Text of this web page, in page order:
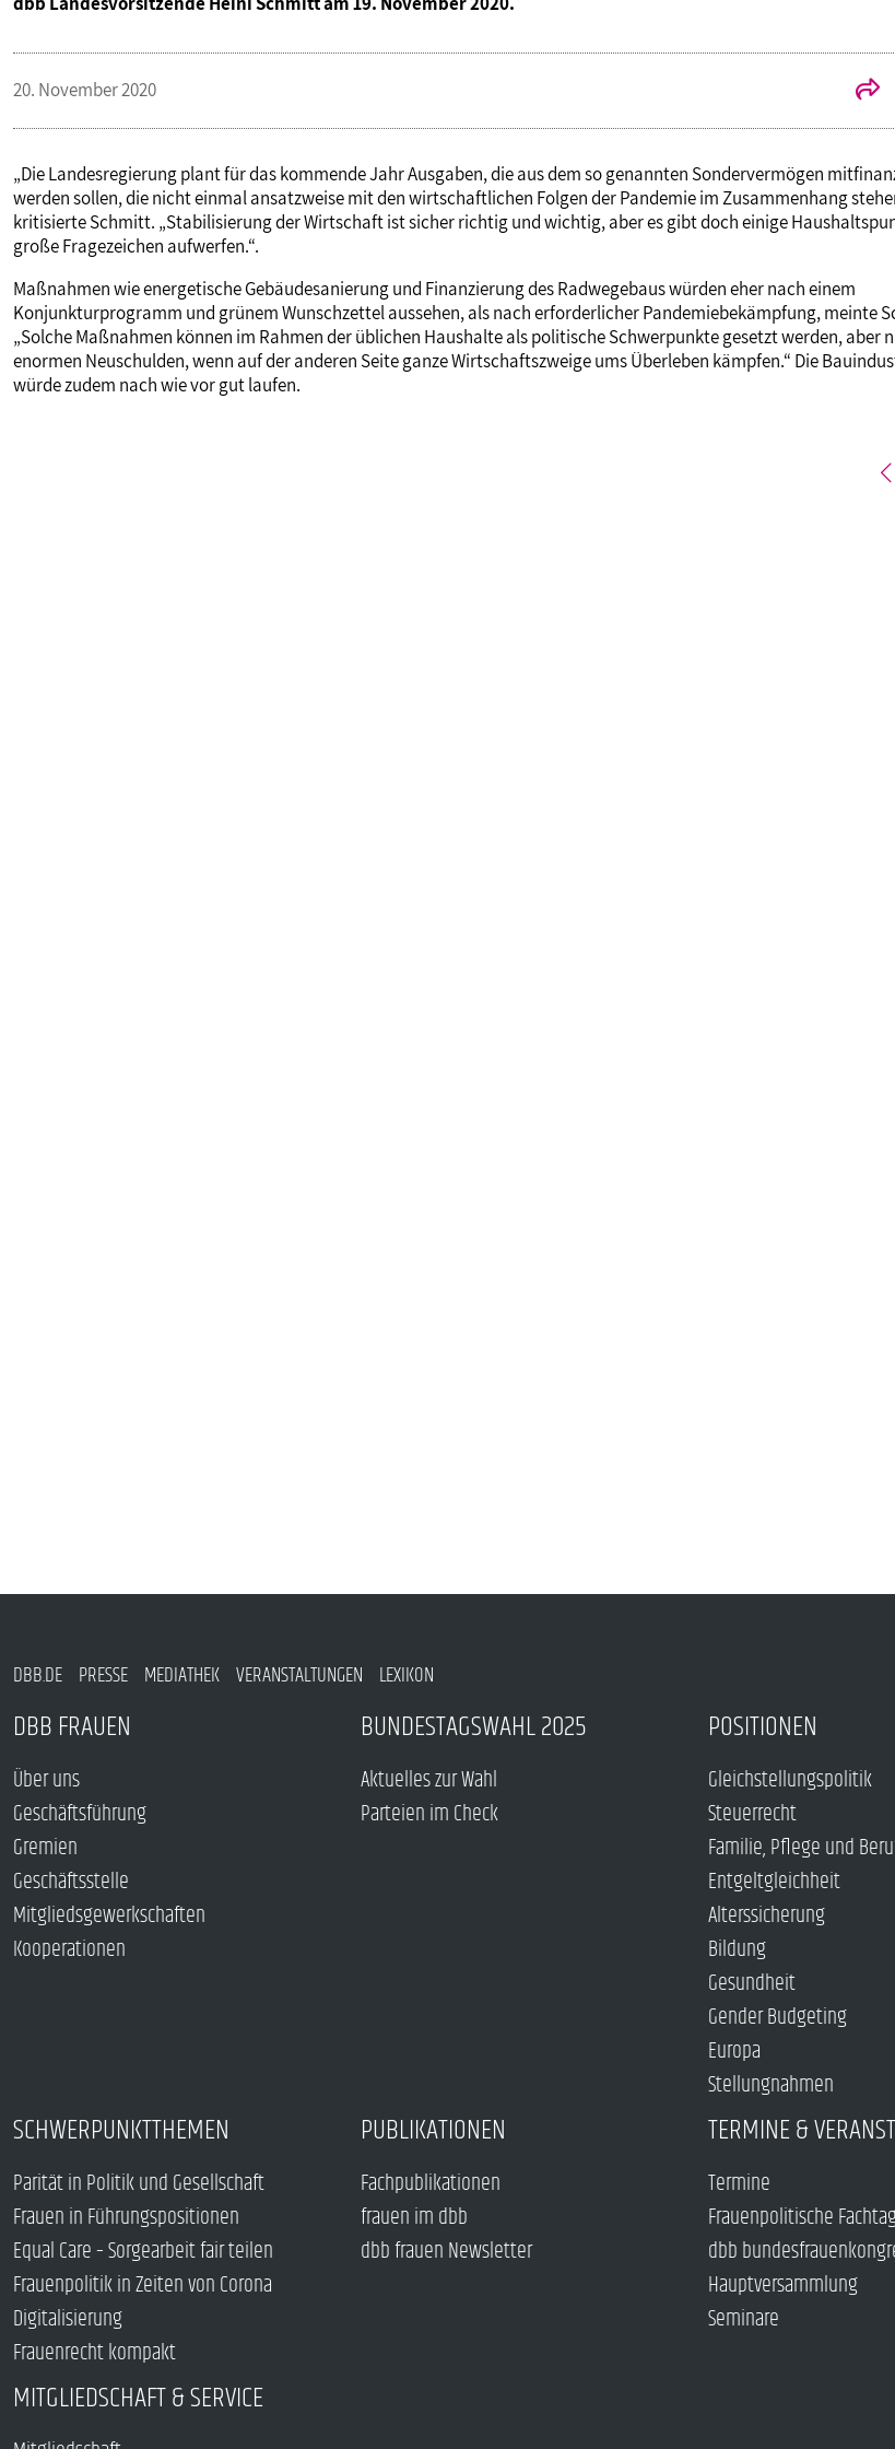
Gesundheit
Europa
MITGLIEDSCHAFT & SERVICE
20. November 2020
„Die Landesregierung plant für das kommende Jahr Ausgaben, die aus dem so genannten Sondervermögen
werden sollen, die nicht einmal ansatzweise mit den wirtschaftlichen Folgen der Pandemie im Zusammenhang
kritisierte Schmitt. „Stabilisierung der Wirtschaft ist sicher richtig und wichtig, aber es gibt doch einige
große Fragezeichen aufwerfen.“.
Maßnahmen wie energetische Gebäudesanierung und Finanzierung des Radwegebaus würden eher nach einem
Konjunkturprogramm und grünem Wunschzettel aussehen, als nach erforderlicher Pandemiebekämpfung, meinte
„Solche Maßnahmen können im Rahmen der üblichen Haushalte als politische Schwerpunkte gesetzt werden, aber
enormen Neuschulden, wenn auf der anderen Seite ganze Wirtschaftszweige ums Überleben kämpfen.“ Die
würde zudem nach wie vor gut laufen.
DBB.DE PRESSE MEDIATHEK VERANSTALTUNGEN LEXIKON
DBB FRAUEN
Über uns
Geschäftsführung
Gremien
Geschäftsstelle
Mitgliedsgewerkschaften
Kooperationen
BUNDESTAGSWAHL 2025
Aktuelles zur Wahl
Parteien im Check
POSITIONEN
Gleichstellungspolitik
Steuerrecht
Familie, Pflege und
Entgeltgleichheit
Alterssicherung
Bildung
Gesundheit
Gender Budgeting
Europa
Stellungnahmen
SCHWERPUNKTTHEMEN
Parität in Politik und Gesellschaft
Frauen in Führungspositionen
Equal Care – Sorgearbeit fair teilen
Frauenpolitik in Zeiten von Corona
Digitalisierung
Frauenrecht kompakt
PUBLIKATIONEN
Fachpublikationen
frauen im dbb
dbb frauen Newsletter
TERMINE &
Termine
Frauenpolitische
dbb
Hauptversammlung
Seminare
MITGLIEDSCHAFT & SERVICE